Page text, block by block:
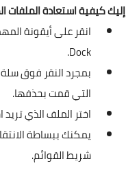
إليك كيفية استعادة
انقر على أيقونة
Dock.
بمجرد النقر فوق
التي قمت بحذفها.
اختر الملف الذي
يمكنك ببساطة
شريط القوائم.